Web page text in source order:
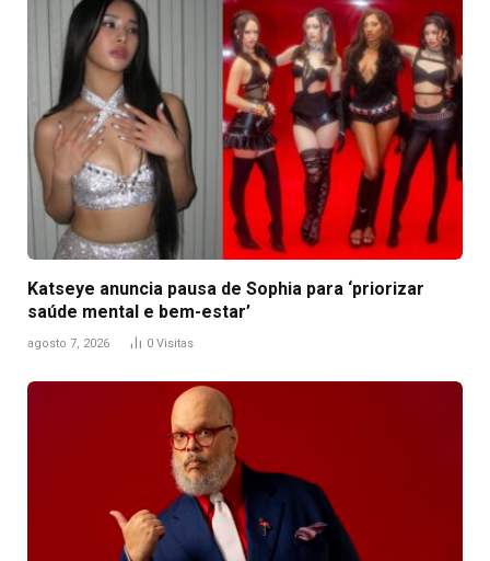
Katseye anuncia pausa de Sophia para ‘priorizar
saúde mental e bem-estar’
agosto 7, 2026 0 Visitas